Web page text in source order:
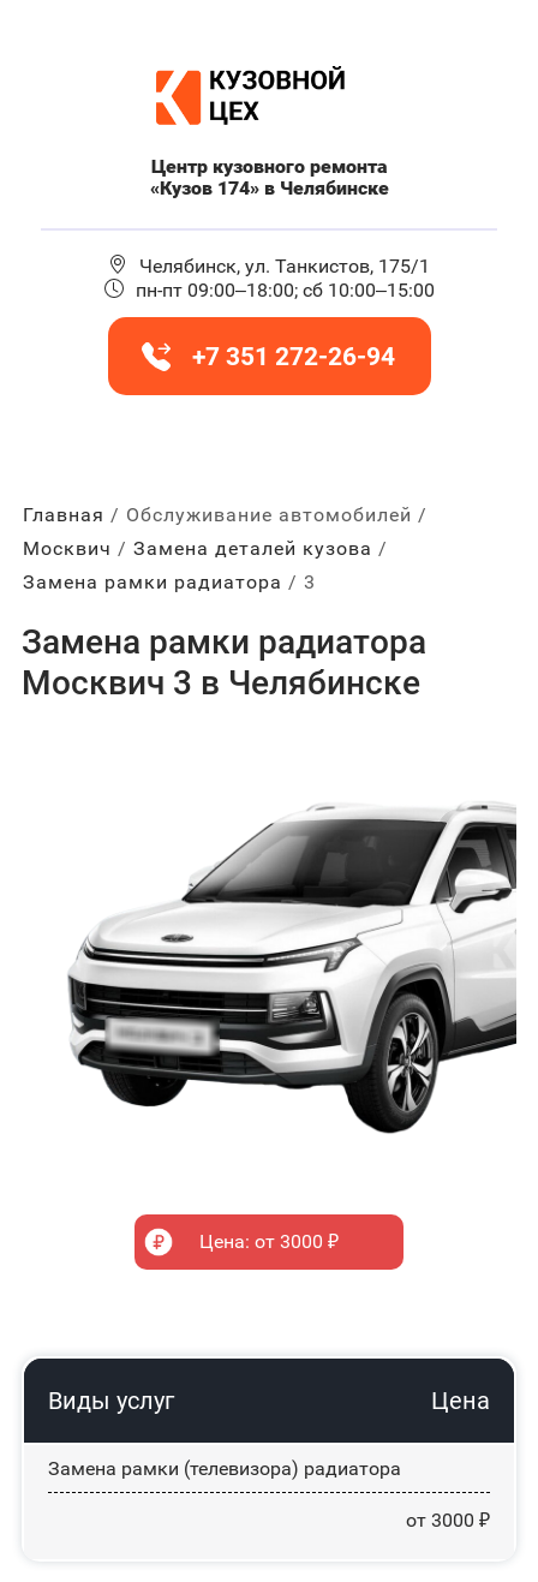
Центр кузовного ремонта
«Кузов 174» в Челябинске
Челябинск, ул. Танкистов, 175/1
пн-пт 09:00–18:00; сб 10:00–15:00
+7 351 272-26-94
Главная
Обслуживание автомобилей
Москвич
Замена деталей кузова
Замена рамки радиатора
3
Замена рамки радиатора
Москвич 3 в Челябинске
Цена: от 3000 ₽
Виды услуг Цена
Замена рамки (телевизора) радиатора
от 3000 ₽